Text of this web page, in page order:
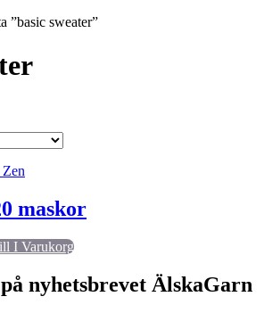
”basic sweater”
maskor
I Varukorg
nyhetsbrevet ÄlskaGarn